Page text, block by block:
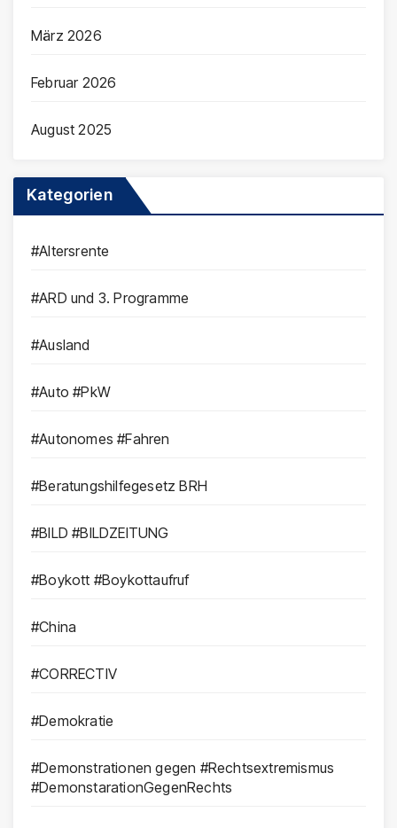
März 2026
Februar 2026
August 2025
Kategorien
#Altersrente
#ARD und 3. Programme
#Ausland
#Auto #PkW
#Autonomes #Fahren
#Beratungshilfegesetz BRH
#BILD #BILDZEITUNG
#Boykott #Boykottaufruf
#China
#CORRECTIV
#Demokratie
#Demonstrationen gegen #Rechtsextremismus
#DemonstarationGegenRechts